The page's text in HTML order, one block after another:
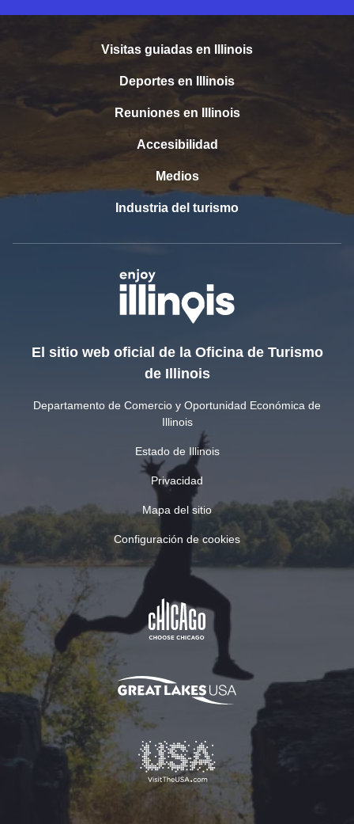
Visitas guiadas en Illinois
Deportes en Illinois
Reuniones en Illinois
Accesibilidad
Medios
Industria del turismo
El sitio web oficial de la Oficina de Turismo
de Illinois
Departamento de Comercio y Oportunidad Económica de
Illinois
Estado de Illinois
Privacidad
Mapa del sitio
Configuración de cookies